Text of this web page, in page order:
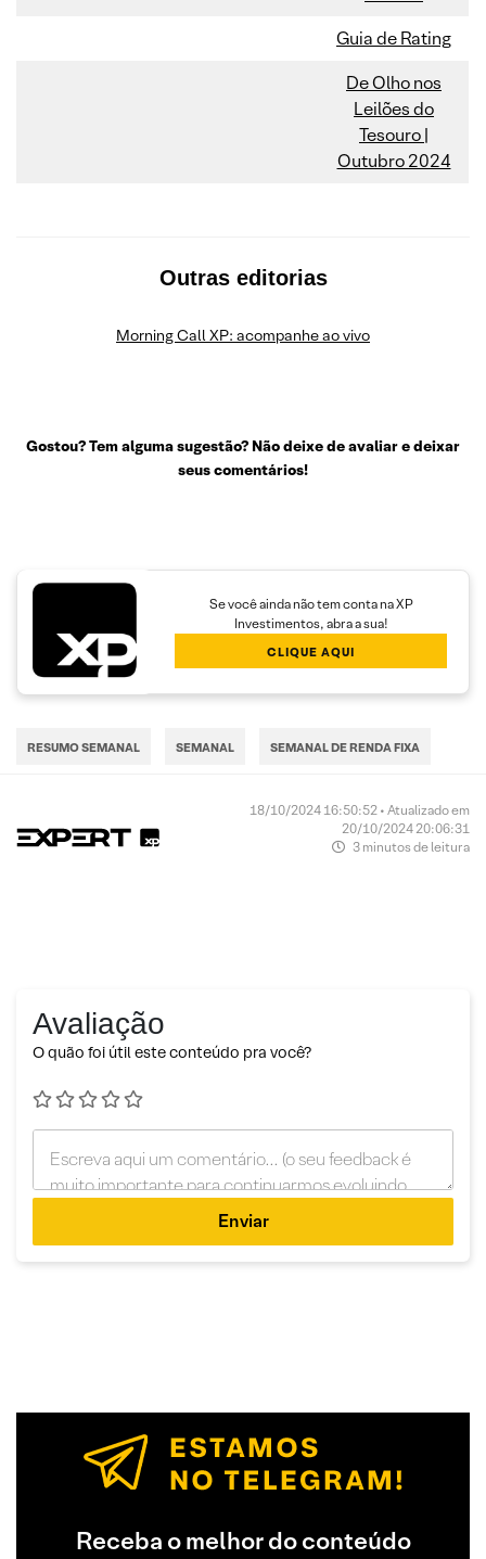
Guia de Rating
De Olho nos
Leilões do
Tesouro |
Outubro 2024
Outras editorias
Morning Call XP: acompanhe ao vivo
Gostou? Tem alguma sugestão? Não deixe de avaliar e deixar
seus comentários!
Se você ainda não tem conta na XP
Investimentos, abra a sua!
CLIQUE AQUI
RESUMO SEMANAL SEMANAL SEMANAL DE RENDA FIXA
18/10/2024 16:50:52 • Atualizado em
20/10/2024 20:06:31
3 minutos de leitura
Avaliação
O quão foi útil este conteúdo pra você?
Enviar
Receba o melhor do conteúdo